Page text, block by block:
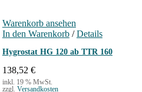
Warenkorb ansehen
In den Warenkorb / Details
Hygrostat HG 120 ab TTR 160
138,52 €
inkl. 19 % MwSt.
zzgl. Versandkosten